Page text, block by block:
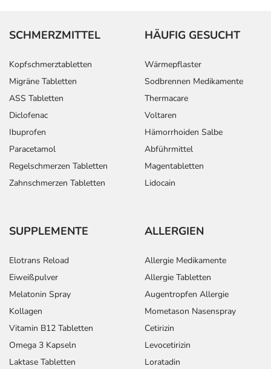
SCHMERZMITTEL
Kopfschmerztabletten
Migräne Tabletten
ASS Tabletten
Diclofenac
Ibuprofen
Paracetamol
Regelschmerzen Tabletten
Zahnschmerzen Tabletten
HÄUFIG GESUCHT
Wärmepflaster
Sodbrennen Medikamente
Thermacare
Voltaren
Hämorrhoiden Salbe
Abführmittel
Magentabletten
Lidocain
SUPPLEMENTE
Elotrans Reload
Eiweißpulver
Melatonin Spray
Kollagen
Vitamin B12 Tabletten
Omega 3 Kapseln
Laktase Tabletten
ALLERGIEN
Allergie Medikamente
Allergie Tabletten
Augentropfen Allergie
Mometason Nasenspray
Cetirizin
Levocetirizin
Loratadin